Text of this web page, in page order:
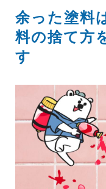
余った塗料
料の捨て方
す